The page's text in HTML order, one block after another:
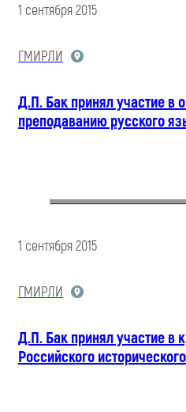
1 сентября 2015
ГМИРЛИ
Д.П. Бак принял участие в
преподаванию русского
1 сентября 2015
ГМИРЛИ
Д.П. Бак принял участие в
Российского